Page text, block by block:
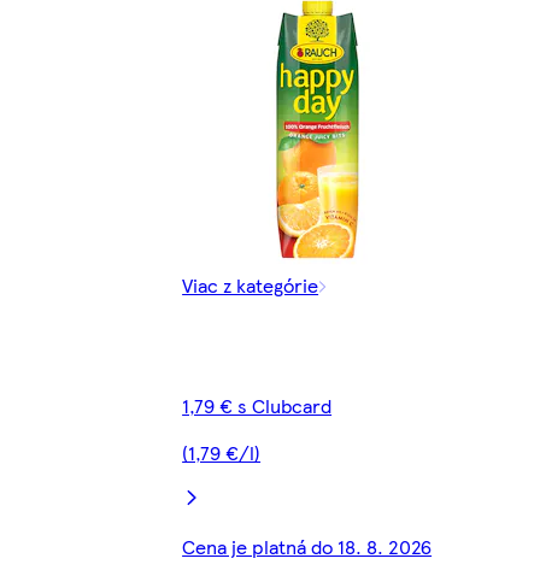
Viac z kategórie
1,79 € s Clubcard
(1,79 €/l)
Cena je platná do 18. 8. 2026